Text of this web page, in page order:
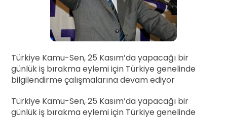
Türkiye Kamu-Sen, 25 Kasım’da yapacağı bir
günlük iş bırakma eylemi için Türkiye genelinde
bilgilendirme çalışmalarına devam ediyor
Türkiye Kamu-Sen, 25 Kasım’da yapacağı bir
günlük iş bırakma eylemi için Türkiye genelinde